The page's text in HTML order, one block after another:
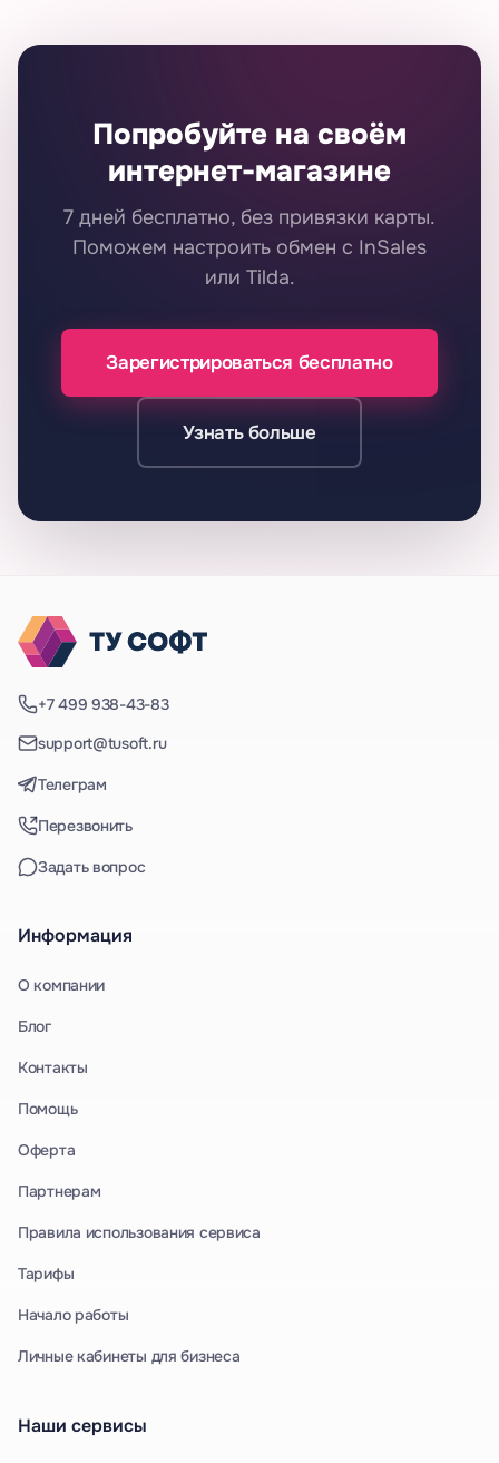
Попробуйте на своём
интернет-магазине
7 дней бесплатно, без привязки карты.
Поможем настроить обмен с InSales
или Tilda.
Зарегистрироваться бесплатно
Узнать больше
+7 499 938-43-83
support@tusoft.ru
Телеграм
Перезвонить
Задать вопрос
Информация
О компании
Блог
Контакты
Помощь
Оферта
Партнерам
Правила использования сервиса
Тарифы
Начало работы
Личные кабинеты для бизнеса
Наши сервисы